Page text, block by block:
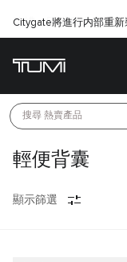
Citygate將進行内部重
搜尋 熱賣產品
輕便背囊
顯示篩選